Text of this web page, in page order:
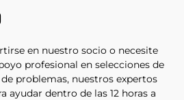
en nuestro socio o necesite
profesional en selecciones de
problemas, nuestros expertos
ayudar dentro de las 12 horas a